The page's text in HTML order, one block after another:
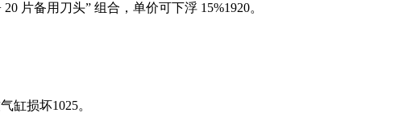
片备用刀头” 组合，单价可下浮 15%1920。
缸损坏1025。